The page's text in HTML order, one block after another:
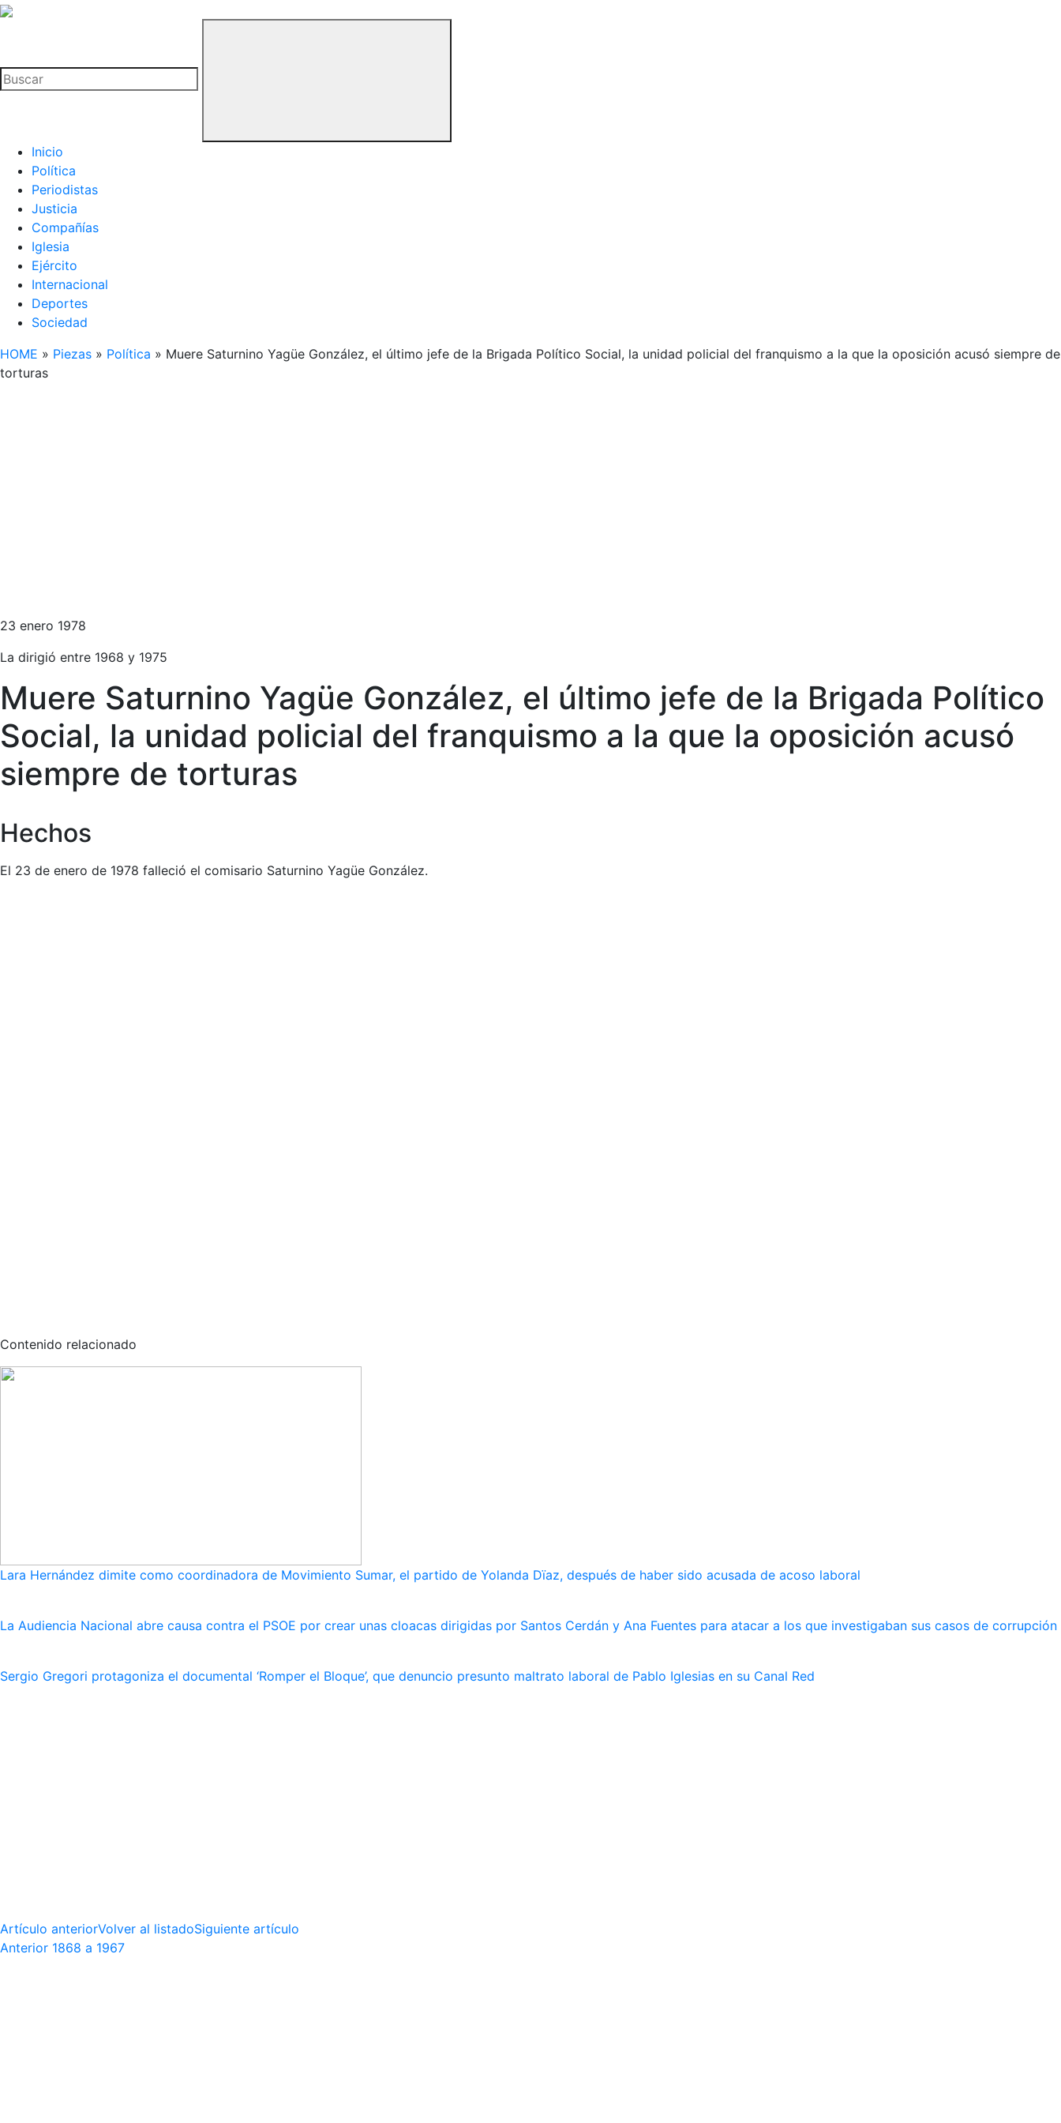
La
Buitre
Inicio
Política
Periodistas
Justicia
Compañías
Iglesia
Ejército
Internacional
Deportes
Sociedad
HOME » Piezas » Política » Muere Saturnino Yagüe González, el último jefe de la Brigada Político Social, la unidad policial del franquismo a la que la oposición acusó siempre de
torturas
23 enero 1978
La dirigió entre 1968 y 1975
Muere Saturnino Yagüe González, el último jefe de la Brigada Político
Social, la unidad policial del franquismo a la que la oposición acusó
siempre de torturas
Hechos
El 23 de enero de 1978 falleció el comisario Saturnino Yagüe González.
Contenido relacionado
Lara Hernández dimite como coordinadora de Movimiento Sumar, el partido de Yolanda Dïaz, después de haber sido acusada de acoso laboral
La Audiencia Nacional abre causa contra el PSOE por crear unas cloacas dirigidas por Santos Cerdán y Ana Fuentes para atacar a los que investigaban sus casos de corrupción
Sergio Gregori protagoniza el documental ‘Romper el Bloque’, que denuncio presunto maltrato laboral de Pablo Iglesias en su Canal Red
Artículo anteriorVolver al listadoSiguiente artículo
Anterior 1868 a 1967